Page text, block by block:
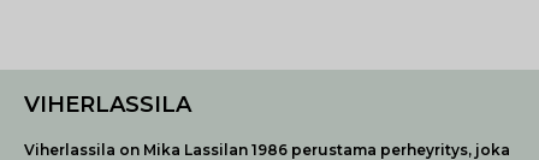
VIHERLASSILA
Viherlassila on Mika Lassilan 1986 perustama perheyritys, joka